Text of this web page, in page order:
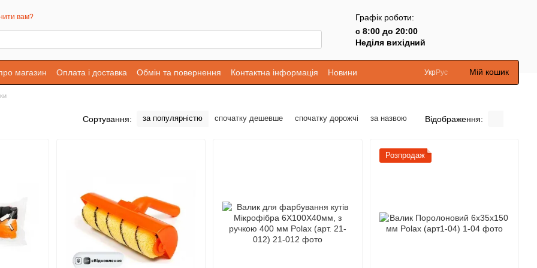
вам?
Графік роботи:
с 8:00 до 20:00
Неділя вихідний
магазин Оплата і доставка Обмін та повернення Контактна інформація Новини УкрРус Мій кошик
Сортування: за популярністю спочатку дешевше спочатку дорожчі за назвою Відображення:
Розпродаж